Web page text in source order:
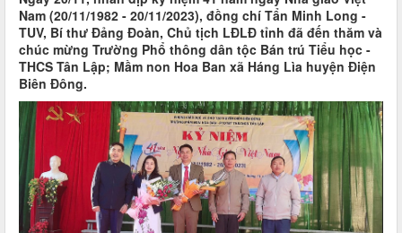
Nam (20/11/1982 - 20/11/2023), đồng chí Tẩn Minh Long -
TUV, Bí thư Đảng Đoàn, Chủ tịch LĐLĐ tỉnh đã đến thăm và
chúc mừng Trường Phổ thông dân tộc Bán trú Tiểu học -
THCS Tân Lập; Mầm non Hoa Ban xã Háng Lìa huyện Điện
Biên Đông.